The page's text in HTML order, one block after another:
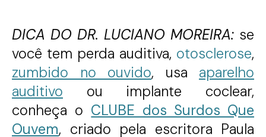
DICA DO DR. LUCIANO MOREIRA: se
você tem perda auditiva, otosclerose,
zumbido no ouvido, usa aparelho
auditivo ou implante coclear,
conheça o CLUBE dos Surdos Que
Ouvem, criado pela escritora Paula